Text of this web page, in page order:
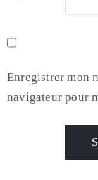
Enregistrer mon
navigateur pour